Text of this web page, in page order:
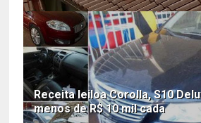
Receita leiloa Corolla, S10
menos de R$ 10 mil cada